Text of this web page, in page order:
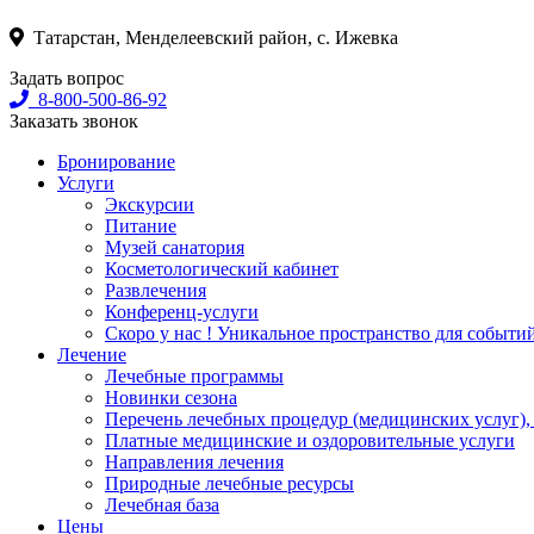
Татарстан, Менделеевский район, с. Ижевка
Задать вопрос
8-800-500-86-92
Заказать звонок
Бронирование
Услуги
Экскурсии
Питание
Музей санатория
Косметологический кабинет
Развлечения
Конференц-услуги
Скоро у нас ! Уникальное пространство для
Лечение
Лечебные программы
Новинки сезона
Перечень лечебных процедур (медицинских
Платные медицинские и оздоровительные услуги
Направления лечения
Природные лечебные ресурсы
Лечебная база
Цены